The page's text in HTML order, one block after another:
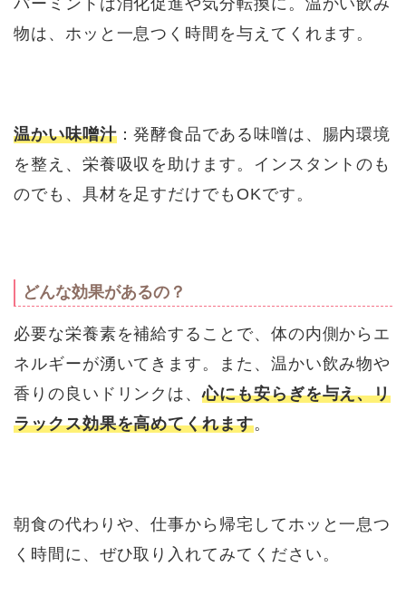
物は、ホッと一息つく時間を与えてくれます。
温かい味噌汁：発酵食品である味噌は、腸内環境
を整え、栄養吸収を助けます。インスタントのも
のでも、具材を足すだけでもOKです。
どんな効果があるの？
必要な栄養素を補給することで、体の内側からエ
ネルギーが湧いてきます。また、温かい飲み物や
香りの良いドリンクは、心にも安らぎを与え、リ
ラックス効果を高めてくれます。
朝食の代わりや、仕事から帰宅してホッと一息つ
く時間に、ぜひ取り入れてみてください。